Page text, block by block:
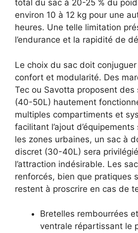
total du sac à 20-25 % du
environ 10 à 12 kg pour une
heures. Une telle limitation
l’endurance et la rapidité de
Le choix du sac doit
confort et modularité. Des
Tec ou Savotta proposent des
(40-50L) hautement
multiples compartiments et
facilitant l’ajout
les zones urbaines, un sac à
discret (30-40L) sera
l’attraction indésirable. Les
renforcés, bien que pratiques
restent à proscrire en cas de
Bretelles rembourrées
ventrale répartissant le